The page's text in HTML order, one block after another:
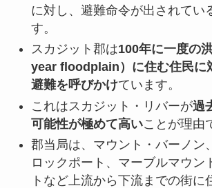
に対し、避難命令が出されてい
す。
スカジット郡は100年に一度の
year floodplain）に住む住民に
避難を呼びかけています。
これはスカジット・リバーが過
可能性が極めて高いことが理由
郡当局は、マウント・バーノン
ロックポート、マーブルマウン
トなど上流から下流までの街に